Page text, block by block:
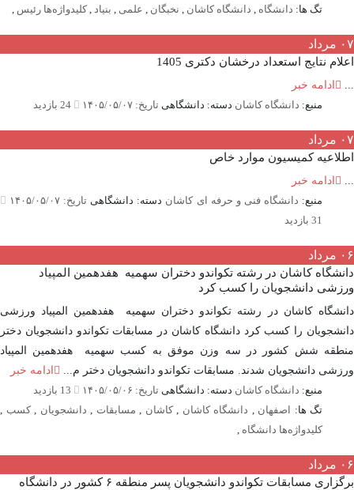
تگ ها:دانشگاه,دانشگاه کاشان,نخبگان,علمی, بنیاد,کلیدواژه‌ها رئیس,
مرداد
نتایج استعداد درخشان دکتری 1405
ادامه خبر
منبع:دانشگاه کاشان دسته: دانشگاهیتاریخ: ۱۴۰۵/۰۵/۰۷ 24 بازدید
مرداد
کمیسیون موارد خاص
ادامه خبر
منبع:دانشگاه فنی و حرفه ای کاشان دسته: دانشگاهیتاریخ: ۱۴۰۵/۰۵/۰۷
مرداد
کاشان در رشته تکواندو دختران سهمیه هفدهمین المپیاد
دانشجویان را کسب کرد
کاشان در رشته تکواندو دختران سهمیه هفدهمین المپیاد ورزشی
را کسب کرد دانشگاه کاشان در مسابقات تکواندو دانشجویان دختر
شش کشور در سه وزن موفق به کسب سهمیه هفدهمین المپیاد
دانشجویان شدند. مسابقات تکواندو دانشجویان دختر م...
ادامه خبر
منبع:دانشگاه کاشان دسته: دانشگاهیتاریخ: ۱۴۰۵/۰۵/۰۶
13 بازدید
تگ ها:اصفهان,دانشگاه کاشان,کاشان,مسابقات,دانشجویان,کسب,
کلیدواژه‌ها دانشگاه,
مرداد
برگزاری مسابقات تکواندو دانشجویان پسر منطقه ۶ کشور در دانشگاه